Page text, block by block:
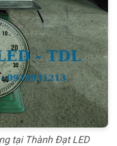
tại Thành Đạt LED